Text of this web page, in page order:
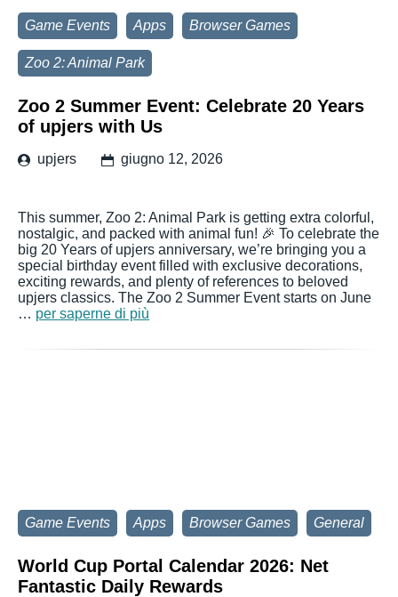
Game Events Apps Browser Games
Zoo 2: Animal Park
Zoo 2 Summer Event: Celebrate 20 Years
of upjers with Us
upjers giugno 12, 2026
This summer, Zoo 2: Animal Park is getting extra colorful,
nostalgic, and packed with animal fun! 🎉 To celebrate the
big 20 Years of upjers anniversary, we’re bringing you a
special birthday event filled with exclusive decorations,
exciting rewards, and plenty of references to beloved
upjers classics. The Zoo 2 Summer Event starts on June
… per saperne di più
Game Events Apps Browser Games General
World Cup Portal Calendar 2026: Net
Fantastic Daily Rewards